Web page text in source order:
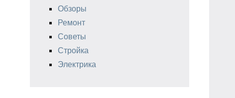
Обзоры
Ремонт
Советы
Стройка
Электрика